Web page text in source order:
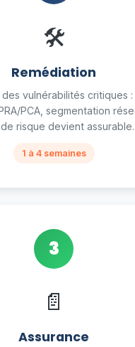
🛠
Remédiation
vulnérabilités critiques :
PCA, segmentation
risque devient assurable.
1 à 4 semaines
3
📄
Assurance